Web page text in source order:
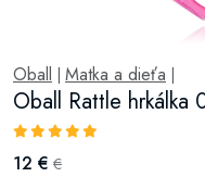
Oball Matka a dieťa
Oball Rattle hrkálka
12 € €